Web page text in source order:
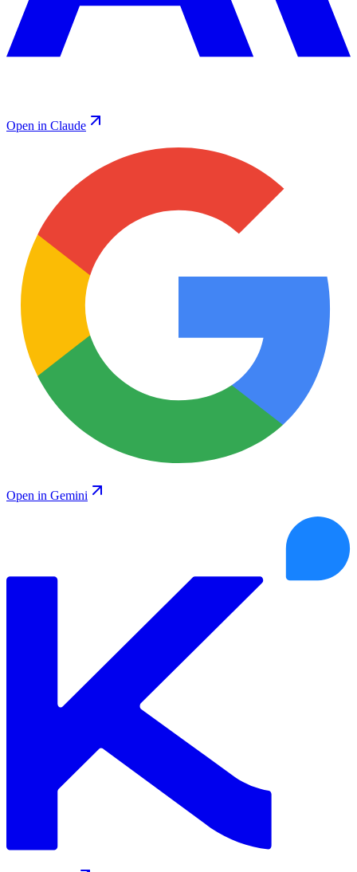
Open in Claude
Open in Gemini